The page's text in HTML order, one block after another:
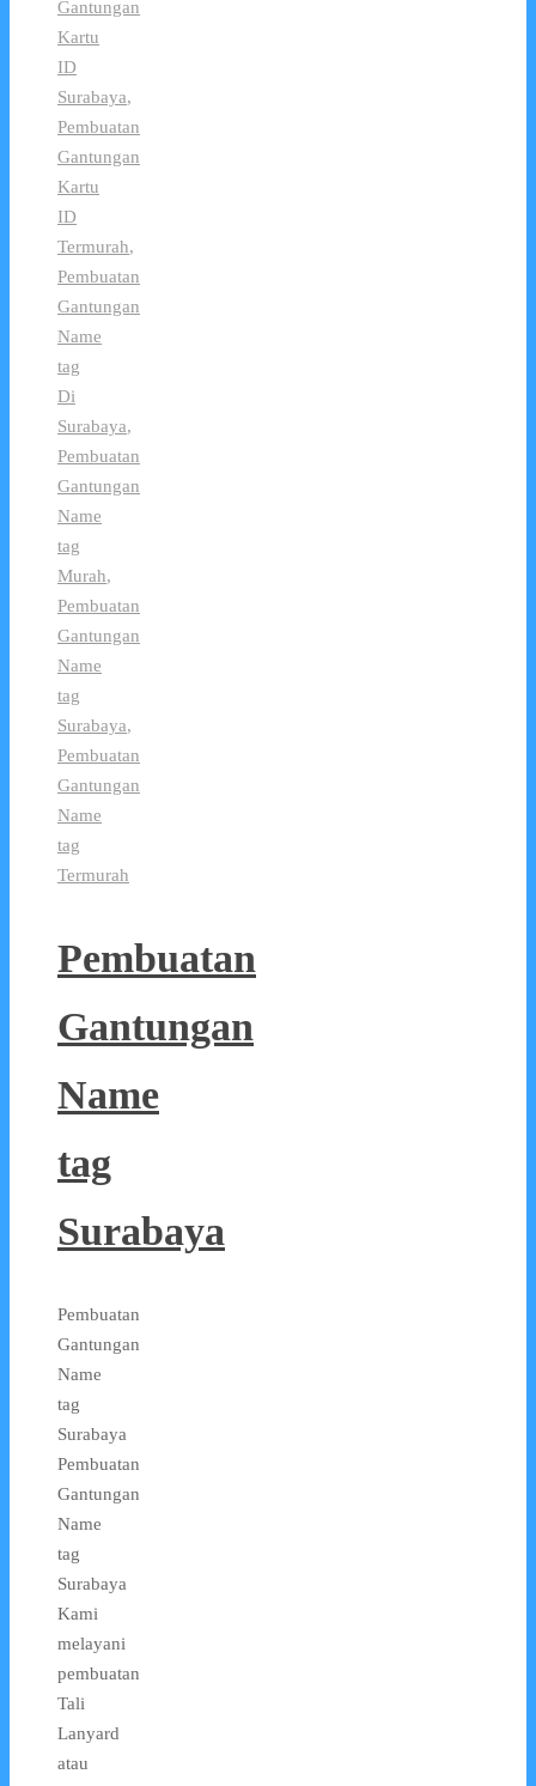
Gantungan
Kartu
ID
Surabaya,
Pembuatan
Gantungan
Kartu
ID
Termurah,
Pembuatan
Gantungan
Name
tag
Di
Surabaya,
Pembuatan
Gantungan
Name
tag
Murah,
Pembuatan
Gantungan
Name
tag
Surabaya,
Pembuatan
Gantungan
Name
tag
Termurah
Pembuatan
Gantungan
Name
tag
Surabaya
Pembuatan
Gantungan
Name
tag
Surabaya
Pembuatan
Gantungan
Name
tag
Surabaya
Kami
melayani
pembuatan
Tali
Lanyard
atau